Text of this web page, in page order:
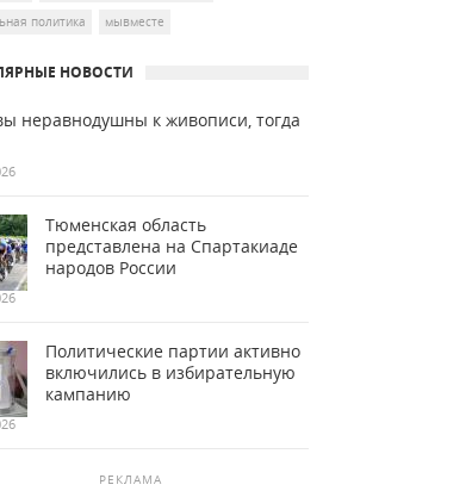
политика
мывместе
НОВОСТИ
неравнодушны к живописи, тогда
Тюменская область
представлена на Спартакиаде
народов России
Политические партии активно
включились в избирательную
кампанию
РЕКЛАМА